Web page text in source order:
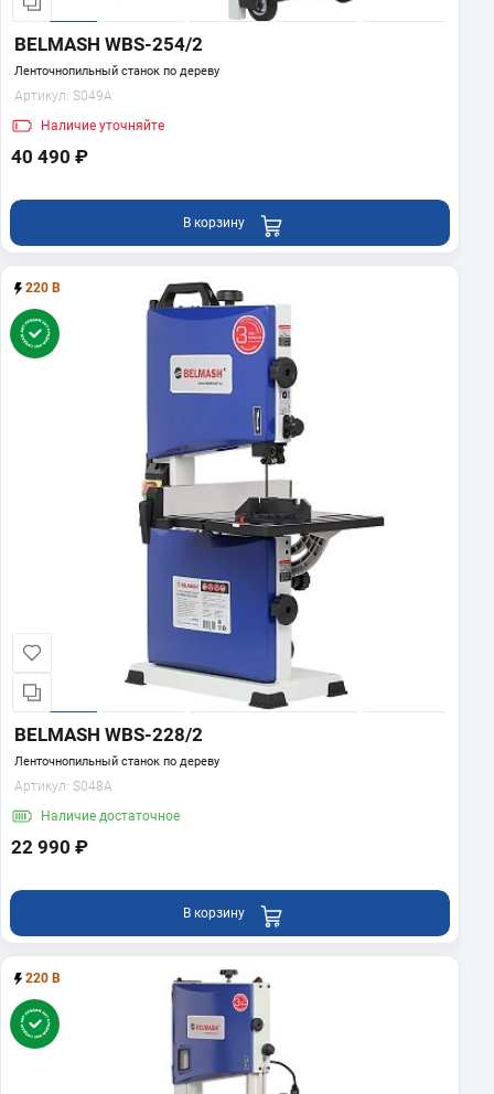
BELMASH WBS-254/2
Ленточнопильный станок по дереву
Артикул: S049A
Наличие уточняйте
40 490 ₽
В корзину
220 В
BELMASH WBS-228/2
Ленточнопильный станок по дереву
Артикул: S048A
Наличие достаточное
22 990 ₽
В корзину
220 В